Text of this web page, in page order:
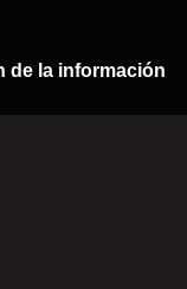
de la información